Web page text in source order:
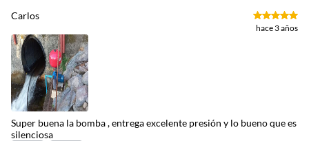
Carlos
hace 3 años
Super buena la bomba , entrega excelente presión y lo bueno que es
silenciosa